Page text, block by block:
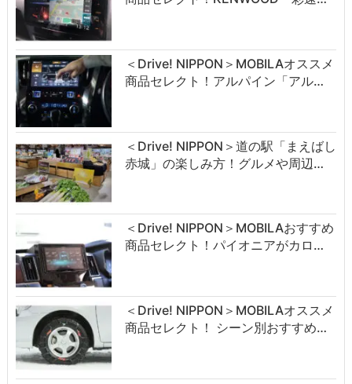
＜Drive! NIPPON＞MOBILAオススメ
商品セレクト！アルパイン「アル…
＜Drive! NIPPON＞道の駅「まえばし
赤城」の楽しみ方！グルメや周辺…
＜Drive! NIPPON＞MOBILAおすすめ
商品セレクト！パイオニアがカロ…
＜Drive! NIPPON＞MOBILAオススメ
商品セレクト！ シーン別おすすめ…